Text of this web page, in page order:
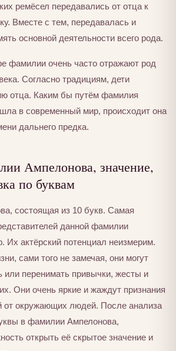
ремёсел передавались от отца к
Вместе с тем, передавалась и
основной деятельности всего рода.
фамилии очень часто отражают род
Согласно традициям, дети
отца. Каким бы путём фамилия
в современный мир, происходит она
дальнего предка.
Ампелонова, значение,
по буквам
состоящая из 10 букв. Самая
данной фамилии
Их актёрский потенциал неизмерим.
сами того не замечая, они могут
или перенимать привычки, жесты и
Они очень яркие и жаждут признания
от окружающих людей. После анализа
в фамилии Ампелонова,
открыть её скрытое значение и